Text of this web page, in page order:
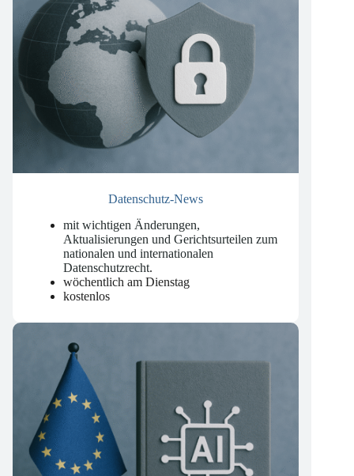
Datenschutz-News
mit wichtigen Änderungen,
Aktualisierungen und Gerichtsurteilen zum
nationalen und internationalen
Datenschutzrecht.
wöchentlich am Dienstag